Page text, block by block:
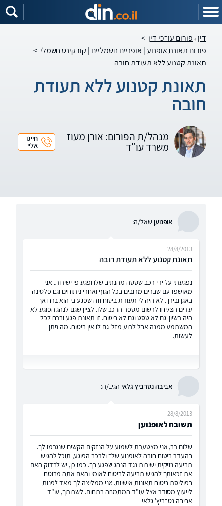
דין פורום עורכי דין >
פורום תאונת אופנוע | אופניים חשמליים | קורקינט חשמלי >
תאונת קטנוע ללא תעודת חובה
תאונת קטנוע ללא תעודת
חובה
מנהל/ת הפורום: אורן מעוז
משרד עו"ד
חייגו
אליי
אופנועןשאל/ה:
תאונת קטנוע ללא תעודת חובה
28/8/2013
נפגעתי על ידי רכב שסטה מהנתיב שלו ופגע פי ישירות. אני
מאושפז עם שברים מרובים בכל הגוף ואחרי ניתוחים וגם פלטינה
באגן ובירך. לא היה לי תעודת ביטוח וזה שפגע בי הוא ברח אך
עדים הצליחו לרשום מספר הרכב שלו. לציין שגם לנהג הפוגע לא
היה רשיון וגם לא טסט וגם לא ביטוח. זו תאונת פגע וברח לכל
המשתמע ממנה אבל לרוע מזלי גם לו אין ביטוח. מה ניתן
לעשות.
אביבה נטרביץ גלאי הגיב/ה:
תשובה לאופנוען
28/8/2013
שלום רב, אני מצטערת לשמוע על הנזקים הקשים שנגרמו לך.
בהעדר ביטוח חובה לאופנוע שלך ולרכב הפוגע, תוכל להגיש
תביעה נזיקית ישירות נגד הנהג שפגע בך. כמו כן, יש לבדוק האם
את זכאותך להגיש תביעה לביטוח לאומי והאם אתה מבוטח
בפוליסת ביטוח תאונות אישיות. אני ממליצה לך מאד לפנות
לייעוץ מסודר אצל עו"ד המתמחה בתחום. לשרותך, עו"ד
אביבה נטרביץ' גלאי